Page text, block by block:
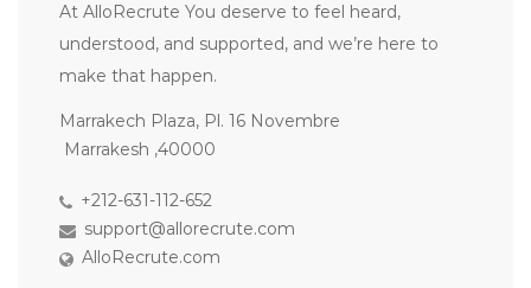
At AlloRecrute You deserve to feel heard,
understood, and supported, and we’re here to
make that happen.
Marrakech Plaza, Pl. 16 Novembre
Marrakesh ,40000
+212-631-112-652
support@allorecrute.com
AlloRecrute.com